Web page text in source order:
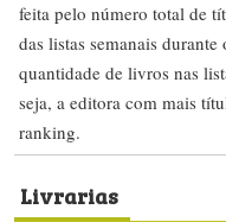
feita pelo número total de
das listas semanais
quantidade de livros nas
seja, a editora com mais
ranking.
Livrarias